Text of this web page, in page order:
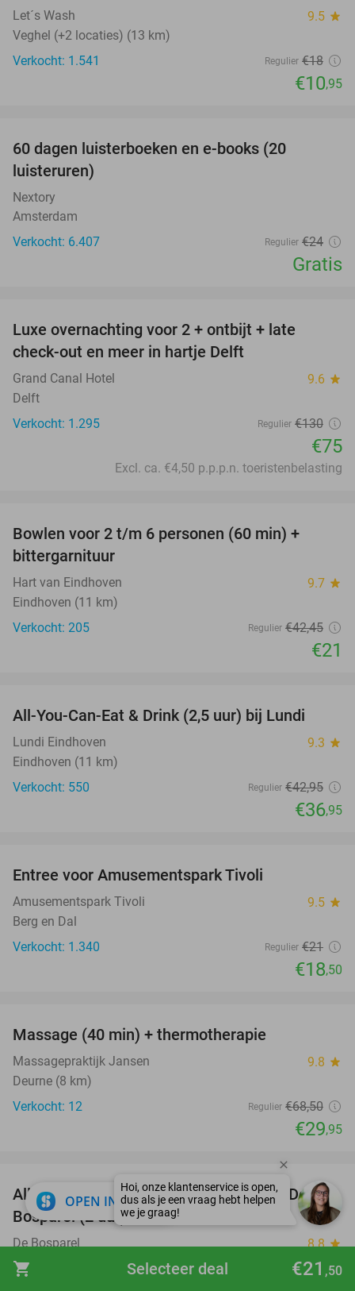
shopping_cart €21 ,50
Selecteer deal
Let´s Wash 9.5 star
Veghel (+2 locaties) (13 km)
Verkocht: 1.541
Regulier €18
€10,95
60 dagen luisterboeken en e-books (20
luisteruren)
Nextory
Amsterdam
Verkocht: 6.407
Regulier €24
Gratis
Luxe overnachting voor 2 + ontbijt + late
check-out en meer in hartje Delft
Grand Canal Hotel 9.6 star
Delft
Verkocht: 1.295
Regulier €130
€75
Excl. ca. €4,50 p.p.p.n. toeristenbelasting
Bowlen voor 2 t/m 6 personen (60 min) +
bittergarnituur
Hart van Eindhoven 9.7 star
Eindhoven (11 km)
Verkocht: 205
Regulier €42,45
€21
All-You-Can-Eat & Drink (2,5 uur) bij Lundi
Lundi Eindhoven 9.3 star
Eindhoven (11 km)
Verkocht: 550
Regulier €42,95
€36,95
Entree voor Amusementspark Tivoli
Amusementspark Tivoli 9.5 star
Berg en Dal
Verkocht: 1.340
Regulier €21
€18,50
Massage (40 min) + thermotherapie
Massagepraktijk Jansen 9.8 star
Deurne (8 km)
Verkocht: 12
Regulier €68,50
€29,95
43%
All-You-Can-Eat & Drink lunchbuffet bij De
Bosparel (2 uur)
De Bosparel 8.8star
Bakel
OPEN IN APP close